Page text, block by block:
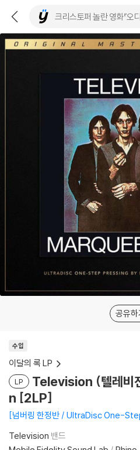
공유하
수입
이달의 록 LP
LP
Television (텔레
n [2LP]
넘버링 한정반 / UltraDisc One-
Television 밴드